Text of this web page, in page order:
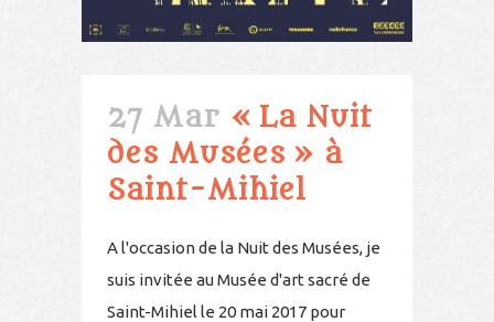
27 Mar « La Nuit
des Musées » à
Saint-Mihiel
A l'occasion de la Nuit des Musées, je
suis invitée au Musée d'art sacré de
Saint-Mihiel le 20 mai 2017 pour